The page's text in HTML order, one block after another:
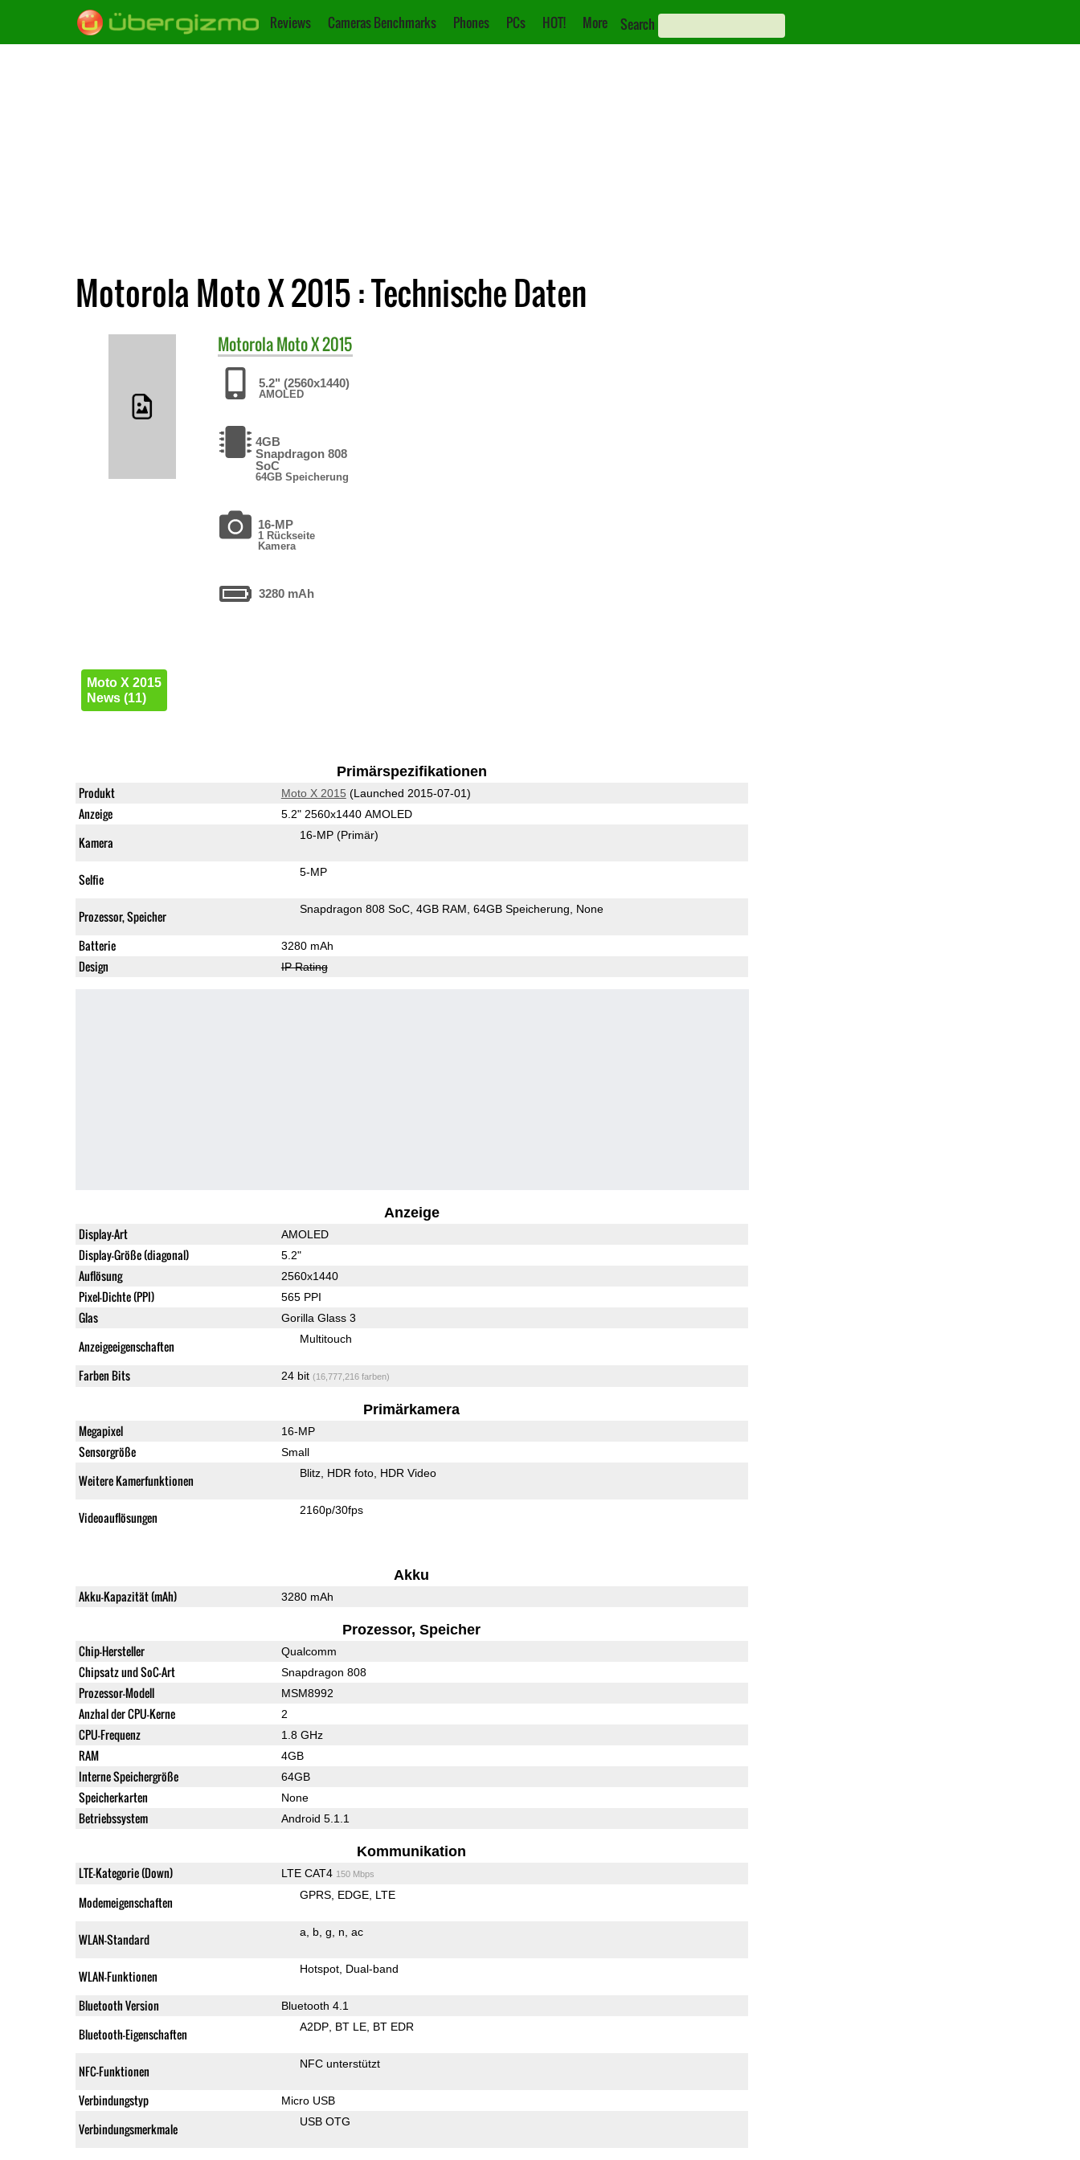
Reviews Cameras Benchmarks Phones PCs HOT! More Search
Motorola Moto X 2015 : Technische Daten
MotorolaMoto X 2015
5.2" (2560x1440)
AMOLED
4GB
Snapdragon 808
SoC
64GB Speicherung
16-MP
1 Rückseite
Kamera
3280 mAh
Moto X 2015
News (11)
Primärspezifikationen
Produkt Moto X 2015 (Launched 2015-07-01)
Anzeige 5.2" 2560x1440 AMOLED
Kamera 16-MP (Primär)
Selfie 5-MP
Prozessor, Speicher Snapdragon 808 SoC 4GB RAM 64GB Speicherung None
Batterie 3280 mAh
Design IP Rating
Anzeige
Display-Art AMOLED
Display-Größe (diagonal) 5.2"
Auflösung 2560x1440
Pixel-Dichte (PPI) 565 PPI
Glas Gorilla Glass 3
Anzeigeeigenschaften Multitouch
Farben Bits 24 bit (16,777,216 farben)
Primärkamera
Megapixel 16-MP
Sensorgröße Small
Weitere Kamerfunktionen Blitz HDR foto HDR Video
Videoauflösungen 2160p/30fps
Akku
Akku-Kapazität (mAh) 3280 mAh
Prozessor, Speicher
Chip-Hersteller Qualcomm
Chipsatz und SoC-Art Snapdragon 808
Prozessor-Modell MSM8992
Anzhal der CPU-Kerne 2
CPU-Frequenz 1.8 GHz
RAM 4GB
Interne Speichergröße 64GB
Speicherkarten None
Betriebssystem Android 5.1.1
Kommunikation
LTE-Kategorie (Down) LTE CAT4 150 Mbps
Modemeigenschaften GPRS EDGE LTE
WLAN-Standard a b g n ac
WLAN-Funktionen Hotspot Dual-band
Bluetooth Version Bluetooth 4.1
Bluetooth-Eigenschaften A2DP BT LE BT EDR
NFC-Funktionen NFC unterstützt
Verbindungstyp Micro USB
Verbindungsmerkmale USB OTG